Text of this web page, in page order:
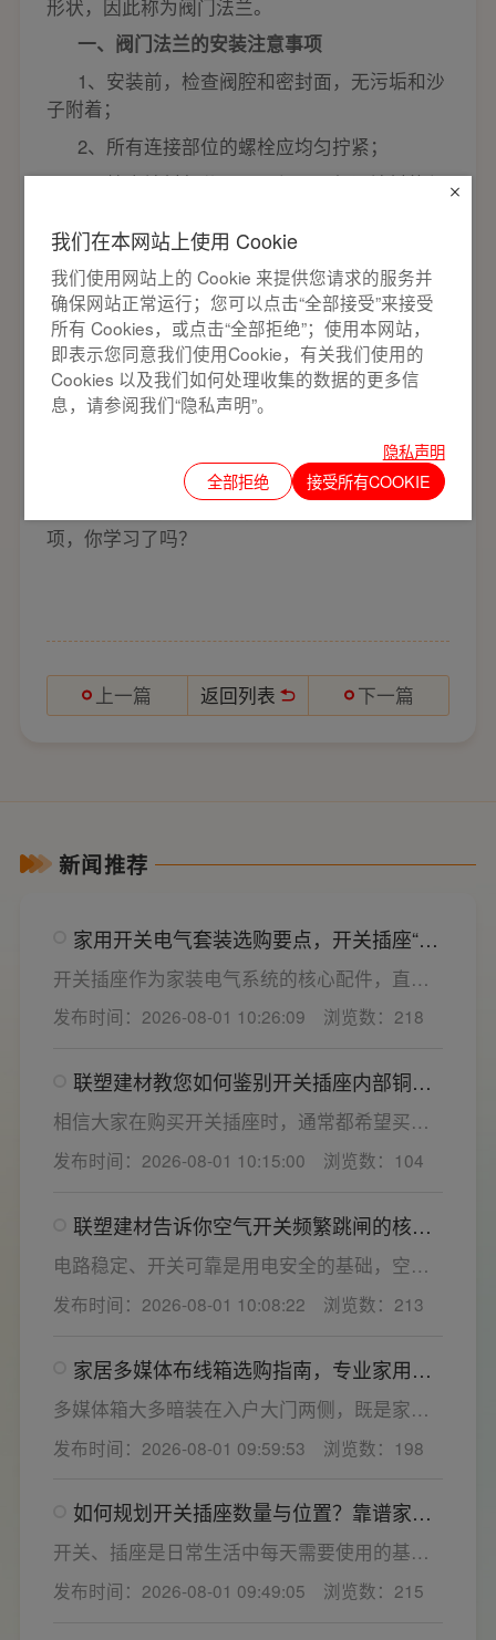
形状，因此称为阀门法兰。
一、阀门法兰的安装注意事项
1、安装前，检查阀腔和密封面，无污垢和沙
子附着；
2、所有连接部位的螺栓应均匀拧紧；
3、检查填料部分是否压紧，以保证填料的紧
4、安装阀门前，用户必须校对阀门型号、连
接尺寸，注意介质的流向，确保与阀门要求一
致；
5、安装阀门时，用户必须为阀门驱动预留必
要的空间；
6、驱动装置的接线应根据电路图进行；
、闸阀必须定期维护，不得随意碰撞或挤
压，以免影响密封。
项，你学习了吗？
上一篇 返回列表 下一篇
新闻推荐
家用开关电气套装选购要点，开关插座“七
看”甄选技巧
开关插座作为家装电气系统的核心配件，直接
决定居家用电的安全性与实用性，选材好坏影
响着长期居住体验。想要一站式搞定全屋电气
关键。联塑建材总结专业选购“七看”技巧，帮大
家精准避坑，挑选安全耐用的开关插座产品。
发布时间：2026-08-01 10:26:09 浏览数：218
联塑建材教您如何鉴别开关插座内部铜片
质量
相信大家在购买开关插座时，通常都希望买到
一款寿命长，质量好的产品，那么对于开关插
座而言，其里面的铜片好坏就直接决定了它的
越长越好(因为铜片长度决定了插座距离的大
小，插孔间距越宽二三插同时插入越方便)。
发布时间：2026-08-01 10:15:00 浏览数：104
联塑建材告诉你空气开关频繁跳闸的核心
原因与技术对策
电路稳定、开关可靠是用电安全的基础，空开
频繁跳闸大多源于电压波动、配件适配性不足
或防护结构设计缺陷。联塑建材依托成熟的电
电气套装产品，结构设计科学、稳压防护性能
优异，可有效应对电压瞬变、电网波动等场
景，减少无故跳闸、误跳闸等故障问题。
发布时间：2026-08-01 10:08:22 浏览数：213
家居多媒体布线箱选购指南，专业家用开
关电气套装厂家为您详解
多媒体箱大多暗装在入户大门两侧，既是家居
弱电线路的集中收纳载体，也会影响墙面整体
装修美观度，外观颜值、内部空间、模块化功
一站式配齐全屋电气产品，选择综合实力过硬
的家用开关电气套装厂家，可以同时搞定开关
插座、配电箱、多媒体布线箱等全套产品，采
购与售后更省心。
发布时间：2026-08-01 09:59:53 浏览数：198
如何规划开关插座数量与位置？靠谱家用
开关电气套装品牌怎么选？
开关、插座是日常生活中每天需要使用的基础
电气配件。随着家用电器的普及，需要的电源
插座和开关也会越来越多。装修前期除了规划
发布时间：2026-08-01 09:49:05 浏览数：215
我们在本网站上使用 Cookie
我们使用网站上的 Cookie 来提供您请求的服务并
确保网站正常运行；您可以点击“全部接受”来接受
所有 Cookies，或点击“全部拒绝”；使用本网站，
即表示您同意我们使用Cookie，有关我们使用的
Cookies 以及我们如何处理收集的数据的更多信
息，请参阅我们“隐私声明”。
隐私声明
全部拒绝
接受所有COOKIE